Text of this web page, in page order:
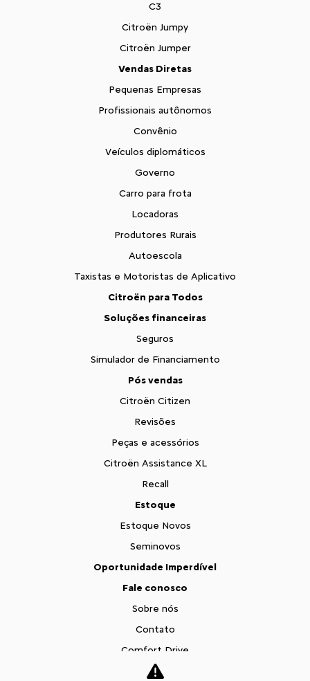
C3
Citroën Jumpy
Citroën Jumper
Vendas Diretas
Pequenas Empresas
Profissionais autônomos
Convênio
Veículos diplomáticos
Governo
Carro para frota
Locadoras
Produtores Rurais
Autoescola
Taxistas e Motoristas de Aplicativo
Citroën para Todos
Soluções financeiras
Seguros
Simulador de Financiamento
Pós vendas
Citroën Citizen
Revisões
Peças e acessórios
Citroën Assistance XL
Recall
Estoque
Estoque Novos
Seminovos
Oportunidade Imperdível
Fale conosco
Sobre nós
Contato
Comfort Drive
Trabalhe conosco